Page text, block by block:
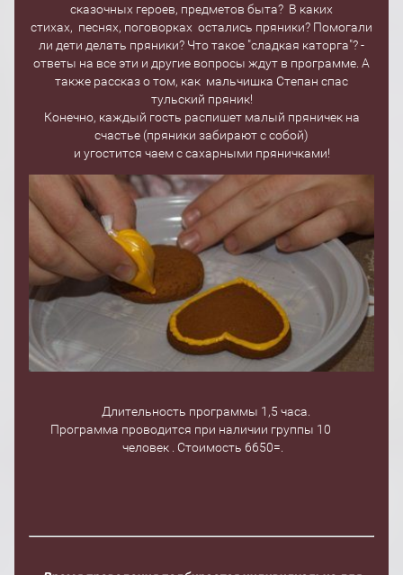
сказочных героев, предметов быта? В каких
стихах, песнях, поговорках остались пряники? Помогали
ли дети делать пряники? Что такое "сладкая каторга"? -
ответы на все эти и другие вопросы ждут в программе. А
также рассказ о том, как мальчишка Степан спас
тульский пряник!
Конечно, каждый гость распишет малый пряничек на
счастье (пряники забирают с собой)
и угостится чаем с сахарными пряничками!
Длительность программы 1,5 часа.
Программа проводится при наличии группы 10
человек . Стоимость 6650=.